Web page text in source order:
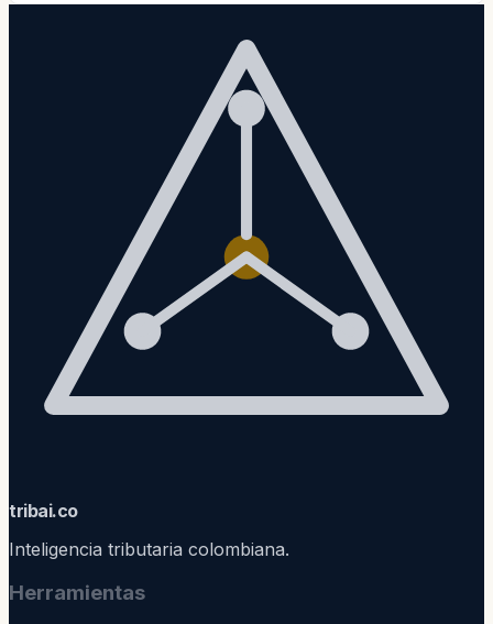
tribai.co
Inteligencia tributaria colombiana.
Herramientas